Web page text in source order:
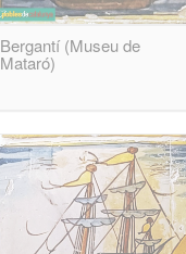
Bergantí (Museu de
Mataró)